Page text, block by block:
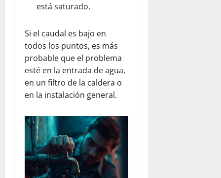
está saturado.
Si el caudal es bajo en
todos los puntos, es más
probable que el problema
esté en la entrada de agua,
en un filtro de la caldera o
en la instalación general.